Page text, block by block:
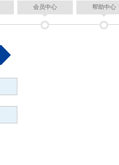
器械产品
多功能健康睡眠系统
企业动态
会员中心 帮助中心